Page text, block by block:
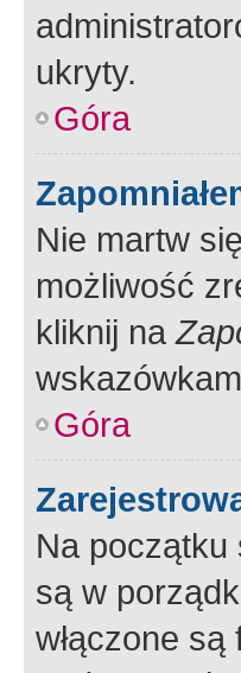
ukryty.
Góra
Nie martw
możliwość
kliknij na
Góra
Na początku
są w
włączone